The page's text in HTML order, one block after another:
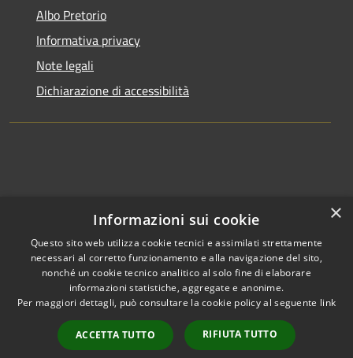
Albo Pretorio
Informativa privacy
Note legali
Dichiarazione di accessibilità
RSS
Accessibilità
Privacy
Cookie
Mappa del sito
Comune convenzionato
Astigov
Progetto|Convenzione|
Adesioni
×
Informazioni sui cookie
Questo sito web utilizza cookie tecnici e assimilati strettamente
necessari al corretto funzionamento e alla navigazione del sito,
nonché un cookie tecnico analitico al solo fine di elaborare
informazioni statistiche, aggregate e anonime.
Per maggiori dettagli, può consultare la cookie policy al seguente link
ACCETTA TUTTO RIFIUTA TUTTO